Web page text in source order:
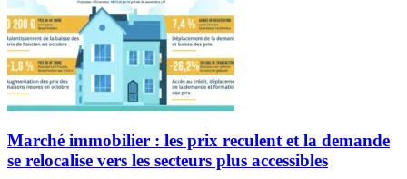
Marché immobilier : les prix reculent et la demande
se relocalise vers les secteurs plus accessibles